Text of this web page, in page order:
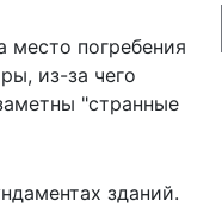
место погребения
из-за чего
"странные
зданий.